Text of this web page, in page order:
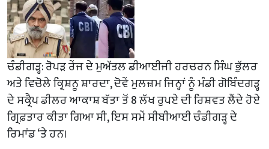
ਚੰਡੀਗੜ੍ਹ: ਰੋਪੜ ਰੇਂਜ ਦੇ ਮੁਅੱਤਲ ਡੀਆਈਜੀ ਹਰਚਰਨ ਸਿੰਘ ਭੁੱਲਰ
ਅਤੇ ਵਿਚੋਲੇ ਕ੍ਰਿਸ਼ਨੂ ਸ਼ਾਰਦਾ, ਦੋਵੇਂ ਮੁਲਜ਼ਮ ਜਿਨ੍ਹਾਂ ਨੂੰ ਮੰਡੀ ਗੋਬਿੰਦਗੜ੍ਹ
ਦੇ ਸਕ੍ਰੈਪ ਡੀਲਰ ਆਕਾਸ਼ ਬੱਤਾ ਤੋਂ 8 ਲੱਖ ਰੁਪਏ ਦੀ ਰਿਸ਼ਵਤ ਲੈਂਦੇ ਹੋਏ
ਗ੍ਰਿਫ਼ਤਾਰ ਕੀਤਾ ਗਿਆ ਸੀ, ਇਸ ਸਮੇਂ ਸੀਬੀਆਈ ਚੰਡੀਗੜ੍ਹ ਦੇ
ਰਿਮਾਂਡ ‘ਤੇ ਹਨ।